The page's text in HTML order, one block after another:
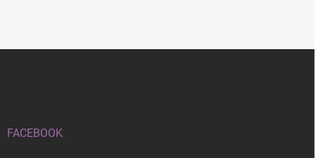
FACEBOOK